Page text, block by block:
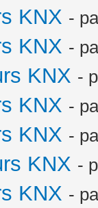
KNX -
KNX -
KNX -
KNX -
KNX -
KNX -
KNX -